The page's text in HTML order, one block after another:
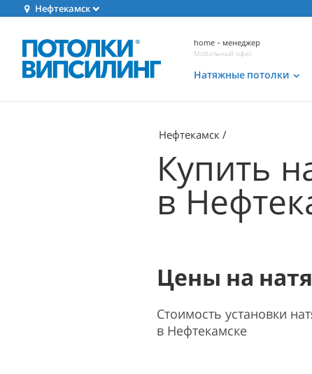
Нефтекамск
home - менеджер
Мобильный офис
Натяжные потолки
Нефтекамск
Купить
в
Цены на
Стоимость установки
в Нефтекамске